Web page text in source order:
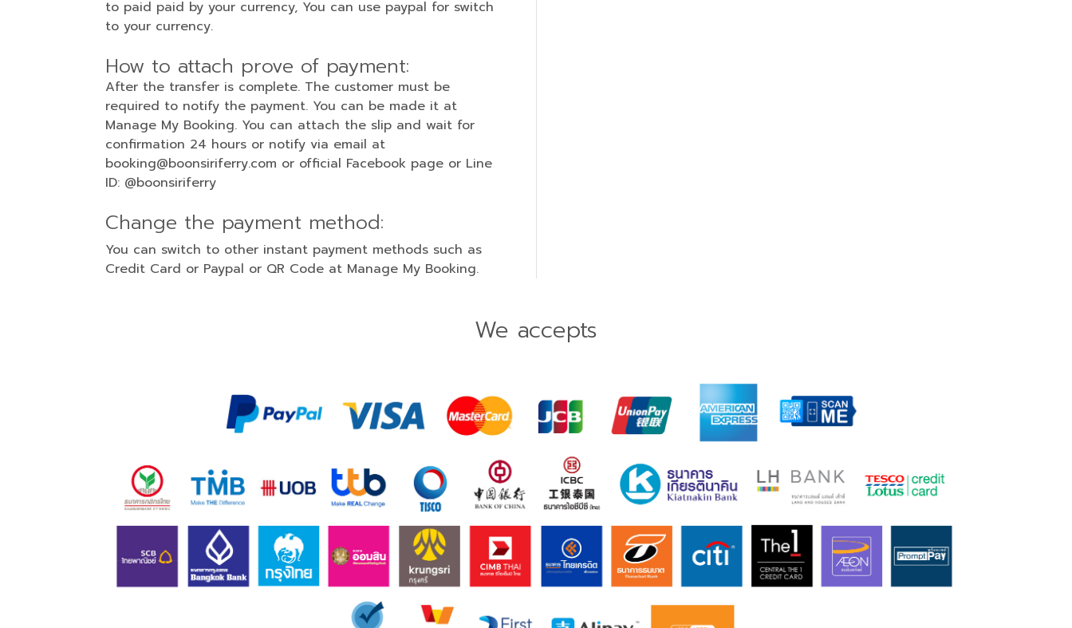
to paid paid by your currency, You can use paypal for switch
to your currency.
How to attach prove of payment:
After the transfer is complete. The customer must be
required to notify the payment. You can be made it at
Manage My Booking. You can attach the slip and wait for
confirmation 24 hours or notify via email at
booking@boonsiriferry.com or official Facebook page or Line
ID: @boonsiriferry
Change the payment method:
You can switch to other instant payment methods such as
Credit Card or Paypal or QR Code at Manage My Booking.
We accepts